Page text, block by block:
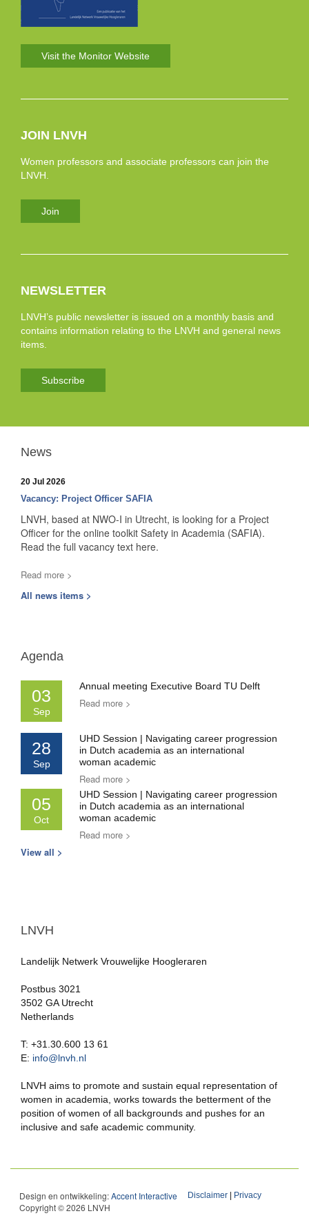
Visit the Monitor Website
JOIN LNVH
Women professors and associate professors can join the
LNVH.
Join
NEWSLETTER
LNVH’s public newsletter is issued on a monthly basis and
contains information relating to the LNVH and general news
items.
Subscribe
News
20 Jul 2026
Vacancy: Project Officer SAFIA
LNVH, based at NWO-I in Utrecht, is looking for a Project
Officer for the online toolkit Safety in Academia (SAFIA).
Read the full vacancy text here.
Read more >
All news items >
Agenda
03
Sep
Annual meeting Executive Board TU Delft
Read more >
28
Sep
UHD Session | Navigating career progression
in Dutch academia as an international
woman academic
Read more >
05
Oct
UHD Session | Navigating career progression
in Dutch academia as an international
woman academic
Read more >
View all >
LNVH
Landelijk Netwerk Vrouwelijke Hoogleraren
Postbus 3021
3502 GA Utrecht
Netherlands
T: +31.30.600 13 61
E: info@lnvh.nl
LNVH aims to promote and sustain equal representation of
women in academia, works towards the betterment of the
position of women of all backgrounds and pushes for an
inclusive and safe academic community.
Design en ontwikkeling:Accent Interactive
Copyright © 2026 LNVH
Disclaimer Privacy